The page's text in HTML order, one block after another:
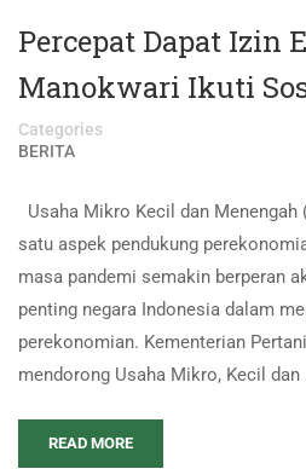
Percepat Dapat Izin
Manokwari Ikuti
Categories
BERITA
Usaha Mikro Kecil dan
satu aspek pendukung
masa pandemi semakin berperan
penting negara Indonesia dalam
perekonomian. Kementerian
mendorong Usaha Mikro, Kecil dan
READ MORE